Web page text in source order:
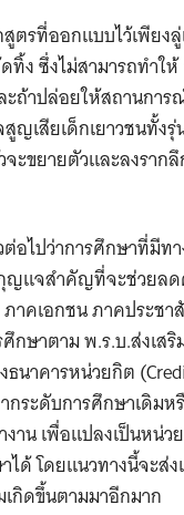
สูตรที่ออกแบบไว้เพียง
ง ซึ่งไม่สามารถทำให้
ะถ้าปล่อยให้สถานการ
สูญเสียเด็กเยาวชนทั้ง
ะขยายตัวและลงราก
อไปว่าการศึกษาที่มีท
แจสำคัญที่จะช่วยลด
าคเอกชน ภาคประชา
กษาตาม พ.ร.บ.ส่งเสริ
นาคารหน่วยกิต
กระดับการศึกษาเดิมห
าน เพื่อแปลงเป็นหน่
ด้ โดยแนวทางนี้จะส่ง
กิดขึ้นตามมาอีกมาก